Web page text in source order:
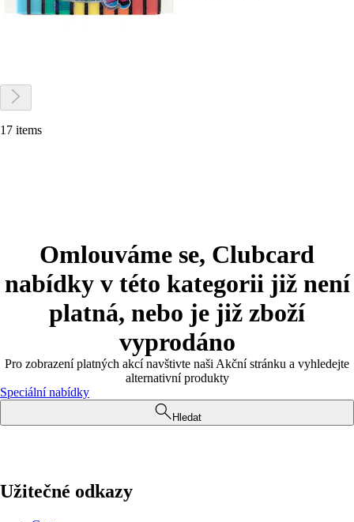
17 items
Omlouváme se, Clubcard
nabídky v této kategorii již není
platná, nebo je již zboží
vyprodáno
Pro zobrazení platných akcí navštivte naši Akční stránku a vyhledejte
alternativní produkty
Speciální nabídky
Hledat
Užitečné odkazy